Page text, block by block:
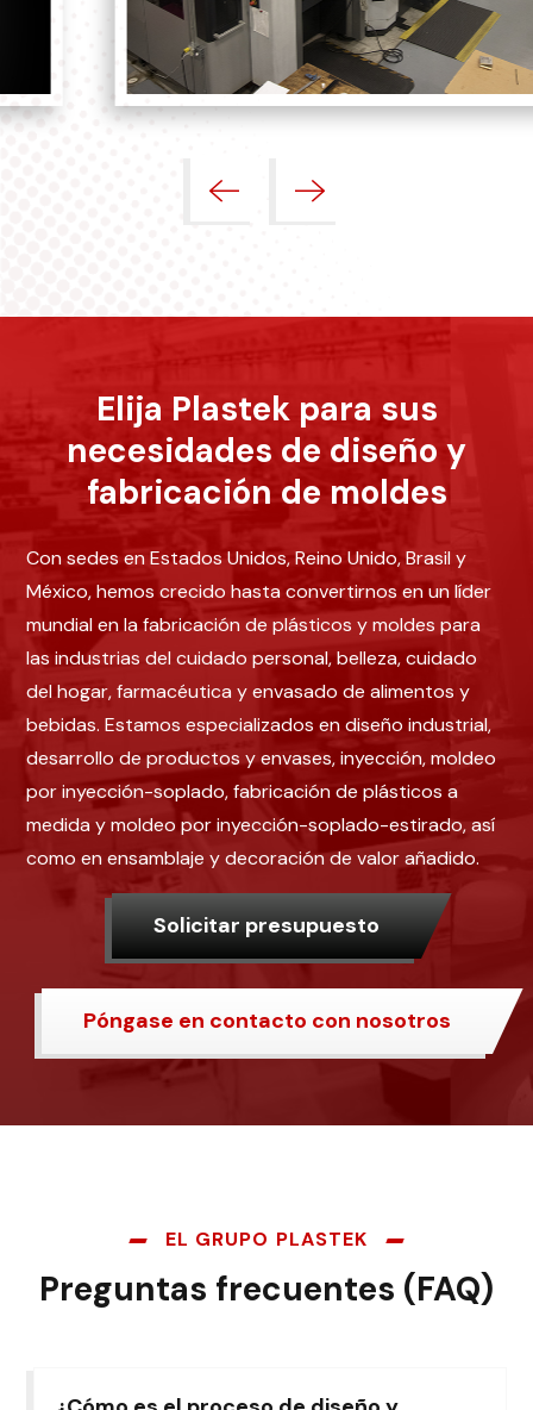
Elija Plastek para sus
necesidades de diseño y
fabricación de moldes
Con sedes en Estados Unidos, Reino Unido, Brasil y
México, hemos crecido hasta convertirnos en un líder
mundial en la fabricación de plásticos y moldes para
las industrias del cuidado personal, belleza, cuidado
del hogar, farmacéutica y envasado de alimentos y
bebidas. Estamos especializados en diseño industrial,
desarrollo de productos y envases, inyección, moldeo
por inyección-soplado, fabricación de plásticos a
medida y moldeo por inyección-soplado-estirado, así
como en ensamblaje y decoración de valor añadido.
Solicitar presupuesto
Póngase en contacto con nosotros
EL GRUPO PLASTEK
Preguntas frecuentes (FAQ)